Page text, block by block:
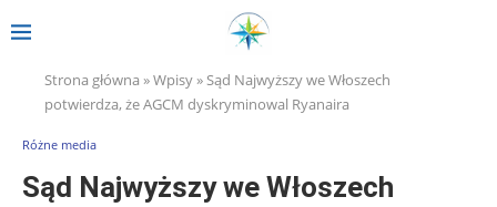
Strona główna »Wpisy»Sąd Najwyższy we Włoszech
potwierdza, że AGCM dyskryminowal Ryanaira
Różne media
Sąd Najwyższy we Włoszech